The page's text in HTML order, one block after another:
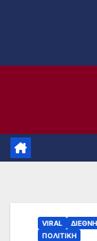
VIRAL ΔΙΕΘΝΗ
ΠΟΛΙΤΙΚΗ